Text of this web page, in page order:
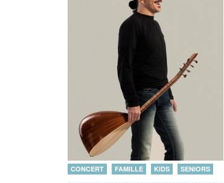
CONCERT FAMILLE KIDS SENIORS